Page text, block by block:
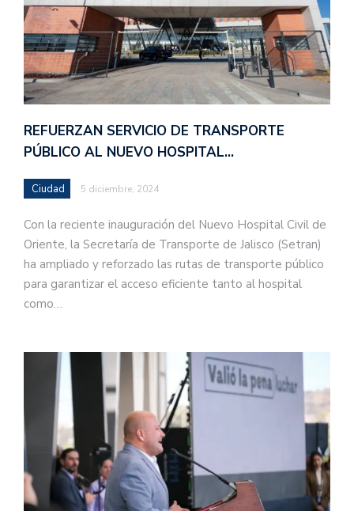
REFUERZAN SERVICIO DE TRANSPORTE
PÚBLICO AL NUEVO HOSPITAL…
Ciudad 5 diciembre, 2024
Con la reciente inauguración del Nuevo Hospital Civil de
Oriente, la Secretaría de Transporte de Jalisco (Setran)
ha ampliado y reforzado las rutas de transporte público
para garantizar el acceso eficiente tanto al hospital
como…